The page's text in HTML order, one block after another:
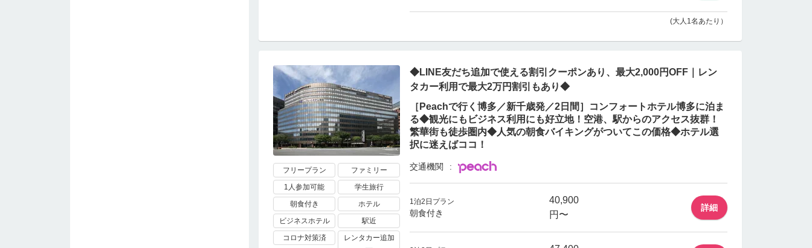
(大人1名あたり）
フリープラン
ファミリー
1人参加可能
学生旅行
朝食付き
ホテル
ビジネスホテル
駅近
コロナ対策済
レンタカー追加
◆LINE友だち追加で使える割引クーポンあり、最大2,000円OFF｜レン
タカー利用で最大2万円割引もあり◆
［Peachで行く博多／新千歳発／2日間］コンフォートホテル博多に泊ま
る◆観光にもビジネス利用にも好立地！空港、駅からのアクセス抜群！
繁華街も徒歩圏内◆人気の朝食バイキングがついてこの価格◆ホテル選
択に迷えばココ！
交通機関
1泊2日プラン
朝食付き
40,900
円〜
詳細